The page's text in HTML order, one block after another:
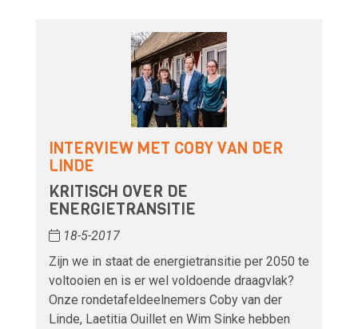
INTERVIEW MET COBY VAN DER
LINDE
KRITISCH OVER DE
ENERGIETRANSITIE
18-5-2017
Zijn we in staat de energietransitie per 2050 te
voltooien en is er wel voldoende draagvlak?
Onze rondetafeldeelnemers Coby van der
Linde, Laetitia Ouillet en Wim Sinke hebben